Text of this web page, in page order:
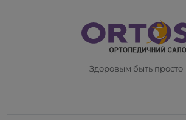
Здоровым быть просто